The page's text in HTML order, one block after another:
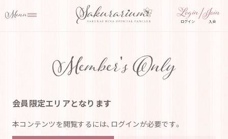
ログイン 入会
Member's Only
会員限定エリアとなります
本コンテンツを閲覧するには、ログインが必要です。